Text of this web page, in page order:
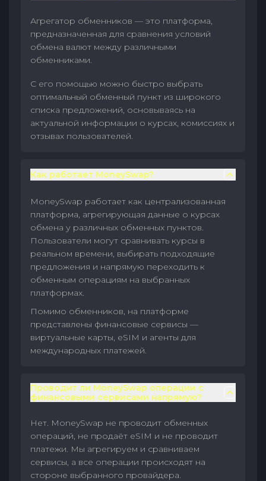
Агрегатор обменников — это платформа,
предназначенная для сравнения условий
обмена валют между различными
обменниками.
С его помощью можно быстро выбрать
оптимальный обменный пункт из широкого
списка предложений, основываясь на
актуальной информации о курсах, комиссиях и
отзывах пользователей.
Как работает MoneySwap?
MoneySwap работает как централизованная
платформа, агрегирующая данные о курсах
обмена у различных обменных пунктов.
Пользователи могут сравнивать курсы в
реальном времени, выбирать подходящие
предложения и напрямую переходить к
обменным операциям на выбранных
платформах.
Помимо обменников, на платформе
представлены финансовые сервисы —
виртуальные карты, eSIM и агенты для
международных платежей.
Проводит ли MoneySwap операции с
финансовыми сервисами напрямую?
Нет. MoneySwap не проводит обменных
операций, не продаёт eSIM и не проводит
платежи. Мы агрегируем и сравниваем
сервисы, а все операции происходят на
стороне выбранного провайдера.